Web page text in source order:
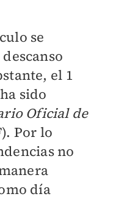
se
el 1
sido
Oficial de
Por lo
no
día